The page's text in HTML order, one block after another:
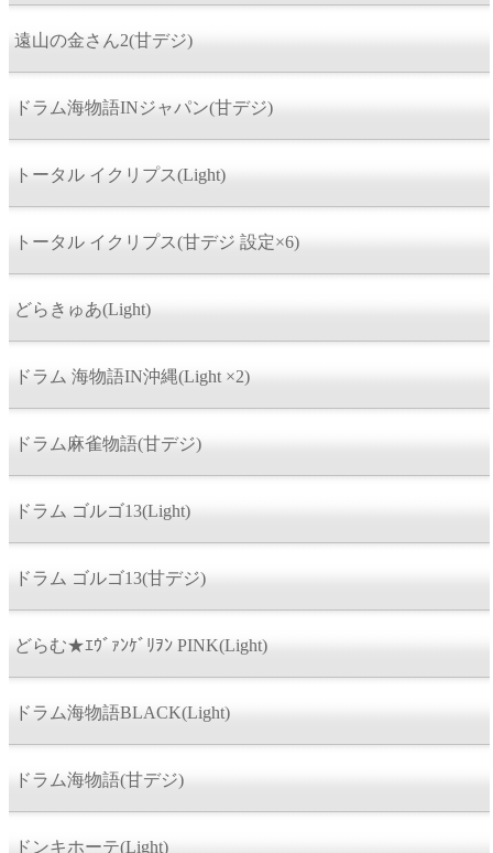
遠山の金さん2(甘デジ)
ドラム海物語INジャパン(甘デジ)
トータル イクリプス(Light)
トータル イクリプス(甘デジ 設定×6)
どらきゅあ(Light)
ドラム 海物語IN沖縄(Light ×2)
ドラム麻雀物語(甘デジ)
ドラム ゴルゴ13(Light)
ドラム ゴルゴ13(甘デジ)
どらむ★ｴｳﾞｧﾝｹﾞﾘｦﾝ PINK(Light)
ドラム海物語BLACK(Light)
ドラム海物語(甘デジ)
ドンキホーテ(Light)